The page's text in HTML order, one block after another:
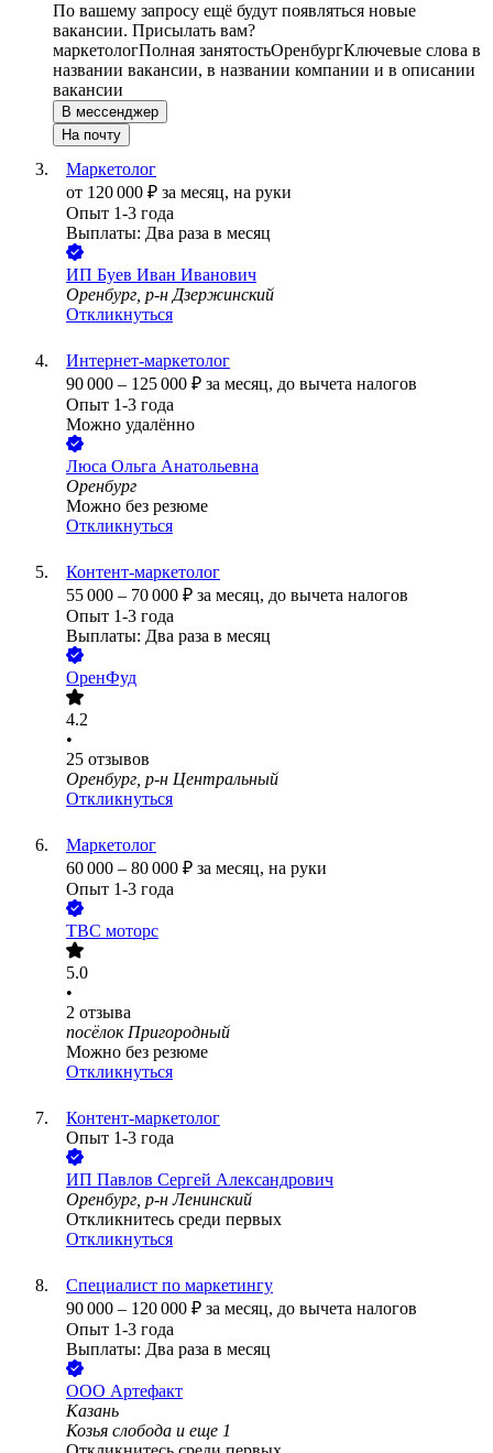
По вашему запросу ещё будут появляться новые
вакансии. Присылать вам?
маркетологПолная занятостьОренбургКлючевые слова в
названии вакансии, в названии компании и в описании
вакансии
В мессенджер
На почту
Маркетолог
от 120 000 ₽ за месяц, на руки
Опыт 1-3 года
Выплаты: Два раза в месяц
ИП Буев Иван Иванович
Оренбург, р-н Дзержинский
Откликнуться
Интернет-маркетолог
90 000 – 125 000 ₽ за месяц, до вычета налогов
Опыт 1-3 года
Можно удалённо
Люса Ольга Анатольевна
Оренбург
Можно без резюме
Откликнуться
Контент-маркетолог
55 000 – 70 000 ₽ за месяц, до вычета налогов
Опыт 1-3 года
Выплаты: Два раза в месяц
ОренФуд
4.2
•
25 отзывов
Оренбург, р-н Центральный
Откликнуться
Маркетолог
60 000 – 80 000 ₽ за месяц, на руки
Опыт 1-3 года
ТВС моторс
5.0
•
2 отзыва
посёлок Пригородный
Можно без резюме
Откликнуться
Контент-маркетолог
Опыт 1-3 года
ИП Павлов Сергей Александрович
Оренбург, р-н Ленинский
Откликнитесь среди первых
Откликнуться
Специалист по маркетингу
90 000 – 120 000 ₽ за месяц, до вычета налогов
Опыт 1-3 года
Выплаты: Два раза в месяц
ООО Артефакт
Казань
Козья слобода и еще 1